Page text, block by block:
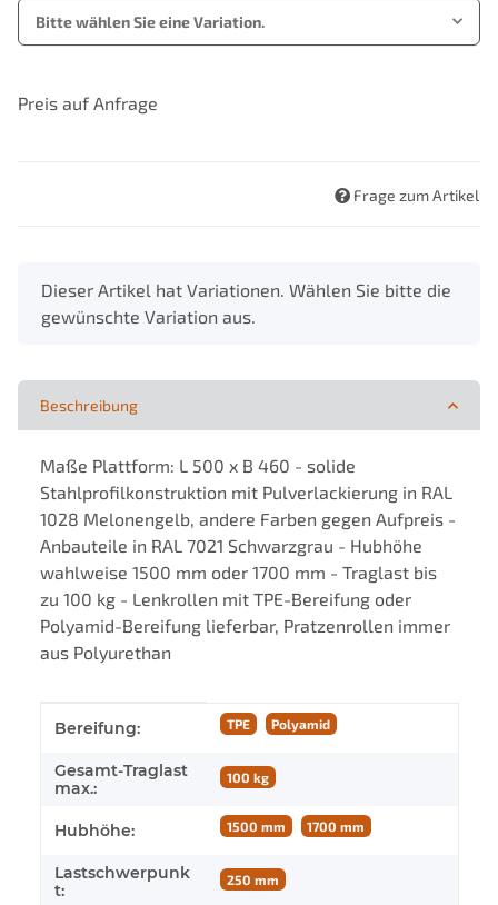
Bitte wählen Sie eine Variation.
Preis auf Anfrage
Frage zum Artikel
x
Dieser Artikel hat Variationen. Wählen Sie bitte die
gewünschte Variation aus.
Beschreibung
Maße Plattform: L 500 x B 460 - solide
Stahlprofilkonstruktion mit Pulverlackierung in RAL
1028 Melonengelb, andere Farben gegen Aufpreis -
Anbauteile in RAL 7021 Schwarzgrau - Hubhöhe
wahlweise 1500 mm oder 1700 mm - Traglast bis
zu 100 kg - Lenkrollen mit TPE-Bereifung oder
Polyamid-Bereifung lieferbar, Pratzenrollen immer
aus Polyurethan
Produkteigenschaft
Wert
Bereifung: TPE Polyamid
Gesamt-Traglast
max.:
100 kg
Hubhöhe: 1500 mm 1700 mm
Lastschwerpunk
t:
250 mm